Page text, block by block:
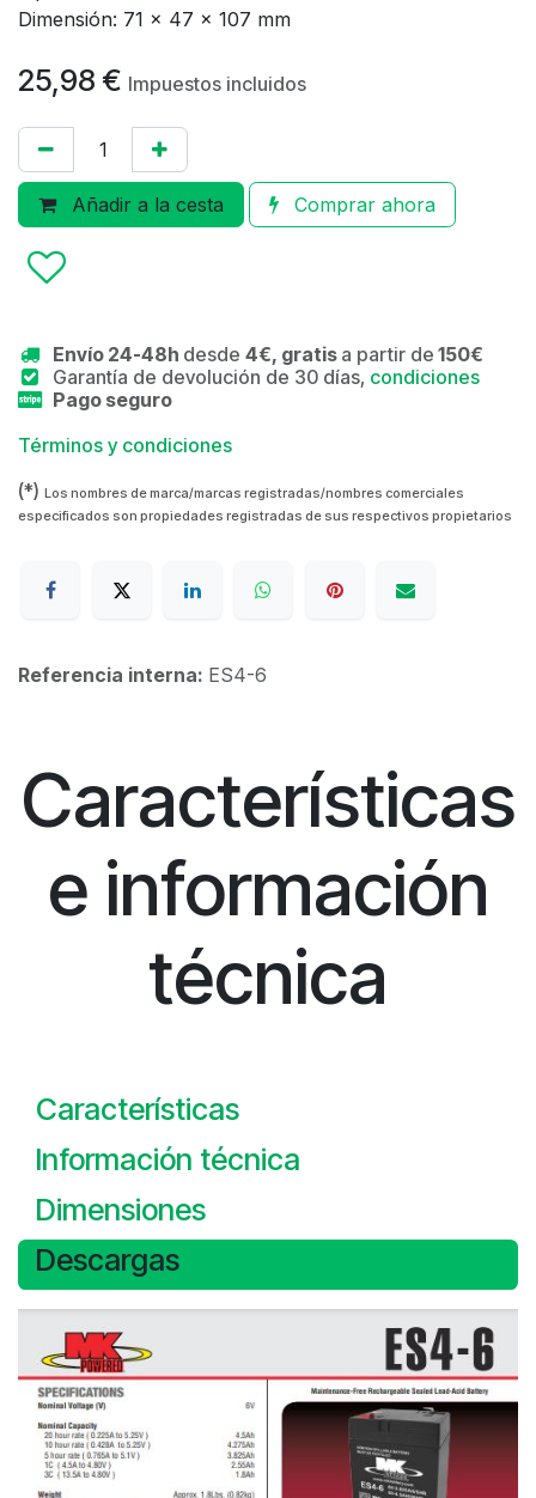
Dimensión: 71 x 47 x 107 mm
25,98 € Impuestos incluidos
Añadir a la cesta Comprar ahora
Envío 24-48h desde 4€, gratis a partir de 150€
Garantía de devolución de 30 días, condiciones
Pago seguro
Términos y condiciones
(*) Los nombres de marca/marcas registradas/nombres comerciales
especificados son propiedades registradas de sus respectivos propietarios
Referencia interna: ES4-6
Características
e información
técnica
Características
Información técnica
Dimensiones
Descargas